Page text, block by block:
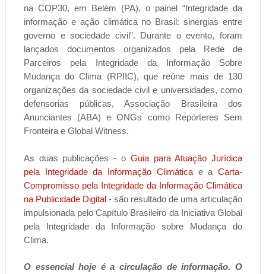
na COP30, em Belém (PA), o painel “Integridade da
informação e ação climática no Brasil: sinergias entre
governo e sociedade civil”. Durante o evento, foram
lançados documentos organizados pela Rede de
Parceiros pela Integridade da Informação Sobre
Mudança do Clima (RPIIC), que reúne mais de 130
organizações da sociedade civil e universidades, como
defensorias públicas, Associação Brasileira dos
Anunciantes (ABA) e ONGs como Repórteres Sem
Fronteira e Global Witness.
As duas publicações - o Guia para Atuação Jurídica
pela Integridade da Informação Climáticae aCarta-
Compromisso pela Integridade da Informação Climática
na Publicidade Digital- são resultado de uma articulação
impulsionada pelo Capítulo Brasileiro da Iniciativa Global
pela Integridade da Informação sobre Mudança do
Clima.
O essencial hoje é a circulação de informação. O